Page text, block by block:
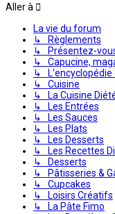
Aller à
La vie du forum
↳ Règlements
↳ Présentez-
↳ Capucine,
↳ L'encyclopédie
↳ Cuisine
↳ La Cuisine
↳ Les Entrées
↳ Les Sauces
↳ Les Plats
↳ Les Desserts
↳ Les Recettes
↳ Desserts
↳ Pâtisseries &
↳ Cupcakes
↳ Loisirs Créatifs
↳ La Pâte Fimo